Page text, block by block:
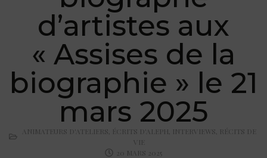
d’artistes aux
« Assises de la
biographie » le 21
mars 2025
ANIMATEURS D'ATELIERS ÉCRITS D'ALEPH INTERVIEWS RÉCITS DE
VIE
20 MARS 2025